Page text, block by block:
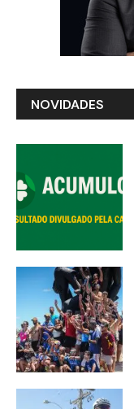
NOVIDADES